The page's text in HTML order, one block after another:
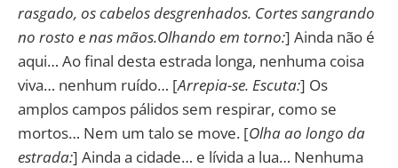
rasgado, os cabelos desgrenhados. Cortes sangrando
no rosto e nas mãos.Olhando em torno:] Ainda não é
aqui… Ao final desta estrada longa, nenhuma coisa
viva… nenhum ruído… [Arrepia-se. Escuta:] Os
amplos campos pálidos sem respirar, como se
mortos… Nem um talo se move. [Olha ao longo da
estrada:] Ainda a cidade… e lívida a lua… Nenhuma